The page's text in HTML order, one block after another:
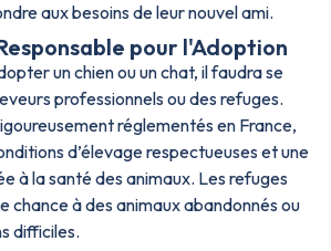
aux besoins de leur nouvel ami.
pour l'Adoption
un chien ou un chat, il faudra se
professionnels ou des refuges.
réglementés en France,
d’élevage respectueuses et une
à la santé des animaux. Les refuges
chance à des animaux abandonnés ou
difficiles.